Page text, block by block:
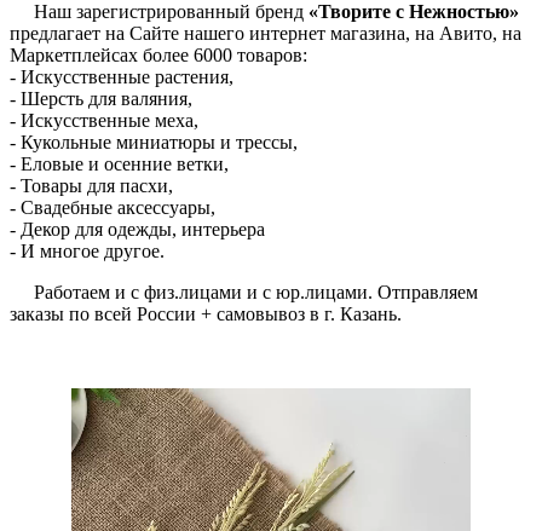
Наш зарегистрированный бренд «Творите с Нежностью»
предлагает на Сайте нашего интернет магазина, на Авито, на
Маркетплейсах более 6000 товаров:
- Искусственные растения,
- Шерсть для валяния,
- Искусственные меха,
- Кукольные миниатюры и трессы,
- Еловые и осенние ветки,
- Товары для пасхи,
- Свадебные аксессуары,
- Декор для одежды, интерьера
- И многое другое.
Работаем и с физ.лицами и с юр.лицами. Отправляем
заказы по всей России + самовывоз в г. Казань.